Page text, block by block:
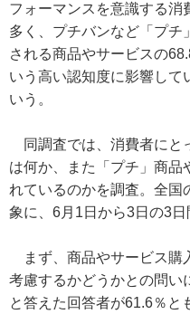
フォーマンスを意識する消
多く、プチバンなど「プチ
される商品やサービスの
いう高い認知度に影響して
いう。
同調査では、消費者にと
は何か、また「プチ」商品
れているのかを調査。全国
象に、6月1日から3日の3日
まず、商品やサービス購
考慮するかどうかとの問い
と答えた回答者が61.6％と